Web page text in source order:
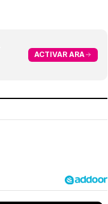
ACTIVAR ARA